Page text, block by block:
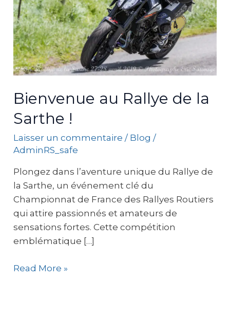
Bienvenue au Rallye de la
Sarthe !
Laisser un commentaire / Blog /
AdminRS_safe
Plongez dans l’aventure unique du Rallye de
la Sarthe, un événement clé du
Championnat de France des Rallyes Routiers
qui attire passionnés et amateurs de
sensations fortes. Cette compétition
emblématique […]
Sarthe
!
Read More »